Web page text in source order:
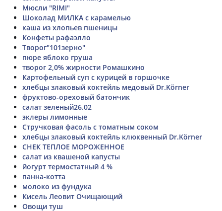
Мюсли "RIMI"
Шоколад МИЛКА с карамелью
каша из хлопьев пшеницы
Конфеты рафаэлло
Творог"101зерно"
пюре яблоко груша
творог 2,0% жирности Ромашкино
Картофельный суп с курицей в горшочке
хлебцы злаковый коктейль медовый Dr.Körner
фруктово-ореховый батончик
салат зеленый26.02
эклеры лимонные
Стручковая фасоль с томатным соком
хлебцы злаковый коктейль клюквенный Dr.Körner
СНЕК ТЕПЛОЕ МОРОЖЕННОЕ
салат из квашеной капусты
йогурт термостатный 4 %
панна-котта
молоко из фундука
Кисель Леовит Очищающий
Овощи туш